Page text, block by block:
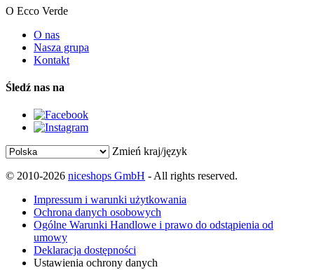
O Ecco Verde
O nas
Nasza grupa
Kontakt
Śledź nas na
Zmień kraj/język
© 2010-2026 niceshops GmbH - All rights reserved.
Impressum i warunki użytkowania
Ochrona danych osobowych
Ogólne Warunki Handlowe i prawo do odstąpienia od
umowy
Deklaracja dostępności
Ustawienia ochrony danych